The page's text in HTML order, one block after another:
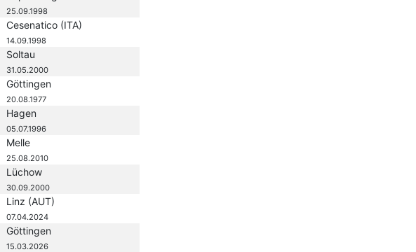
25.09.1998
Cesenatico (ITA)
14.09.1998
Soltau
31.05.2000
Göttingen
20.08.1977
Hagen
05.07.1996
Melle
25.08.2010
Lüchow
30.09.2000
Linz (AUT)
07.04.2024
Göttingen
15.03.2026